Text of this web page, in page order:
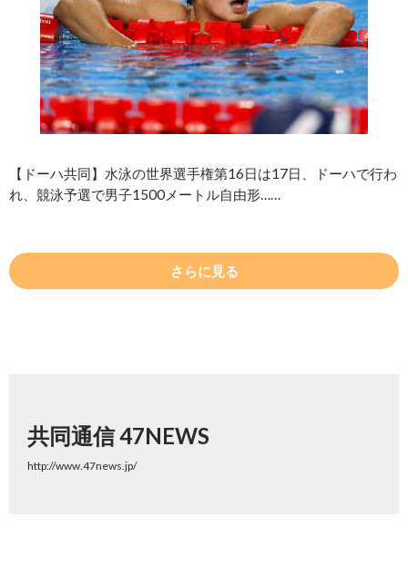
【ドーハ共同】水泳の世界選手権第16日は17日、ドーハで行わ
れ、競泳予選で男子1500メートル自由形……
さらに見る
共同通信 47NEWS
http://www.47news.jp/